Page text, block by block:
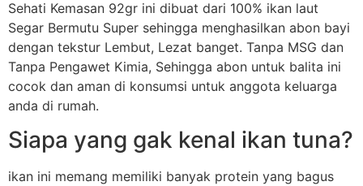
Sehati Kemasan 92gr ini dibuat dari 100% ikan laut
Segar Bermutu Super sehingga menghasilkan abon bayi
dengan tekstur Lembut, Lezat banget. Tanpa MSG dan
Tanpa Pengawet Kimia, Sehingga abon untuk balita ini
cocok dan aman di konsumsi untuk anggota keluarga
anda di rumah.
Siapa yang gak kenal ikan tuna?
ikan ini memang memiliki banyak protein yang bagus